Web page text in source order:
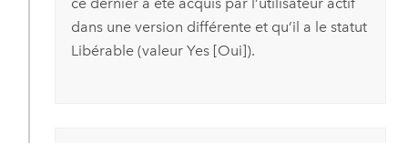
dans une version différente et qu’il a le statut
Libérable (valeur Yes [Oui]).